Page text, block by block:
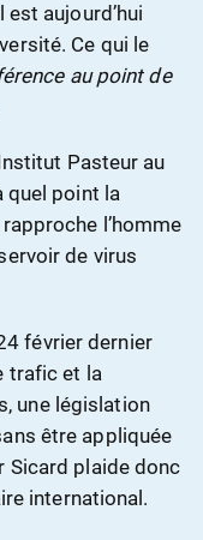
aujourd’hui
Ce qui le
au point de
Pasteur au
quel point la
l’homme
de virus
février dernier
trafic et la
une législation
être appliquée
Sicard plaide donc
international.